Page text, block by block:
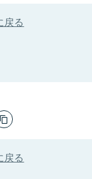
戻る
戻る